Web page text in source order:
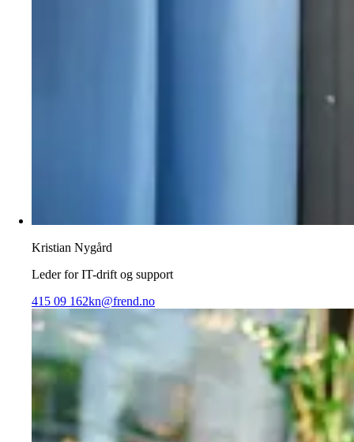
Kristian Nygård
Leder for IT-drift og support
415 09 162kn@frend.no